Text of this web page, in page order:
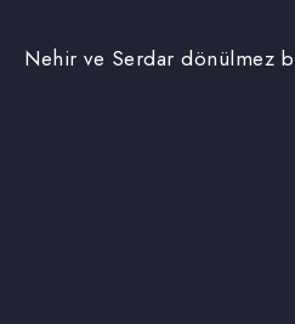
Nehir ve Serdar dönülmez